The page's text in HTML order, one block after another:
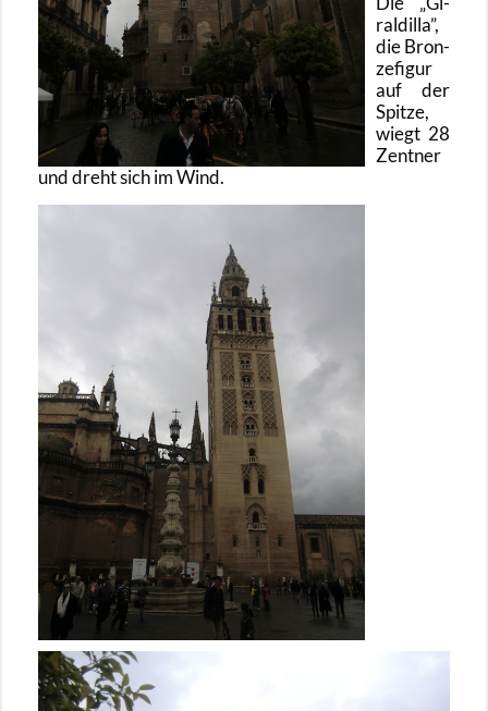
ral­dil­la,
die Bron­
ze­fi­gur
auf der
Spit­ze,
wiegt 28
Zent­ner
und dreht sich im Wind.